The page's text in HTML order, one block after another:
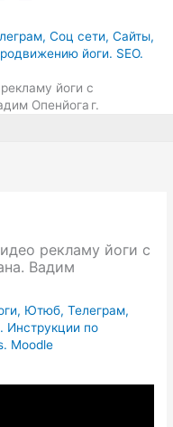
Соц сети, Сайты,
йоги. SEO.
йоги с
Опенйога г.
рекламу йоги с
Вадим
Ютюб, Телеграм,
Инструкции по
Moodle